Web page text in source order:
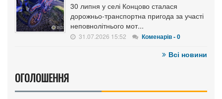
30 липня у селі Концово сталася
дорожньо-транспортна пригода за участі
неповнолітнього мот...
31.07.2026 15:52 Коменарів - 0
Всі новини
ОГОЛОШЕННЯ